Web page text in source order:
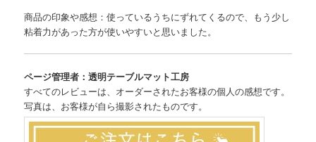
商品の印象や感想：使っているうちにずれてくるので、もう少し
粘着力があった方が使いやすいと思いました。
ページ管理者：透明テーブルマット工房
すべてのレビューは、オーダーされたお客様の個人の感想です。
写真は、お客様が自ら撮影されたものです。